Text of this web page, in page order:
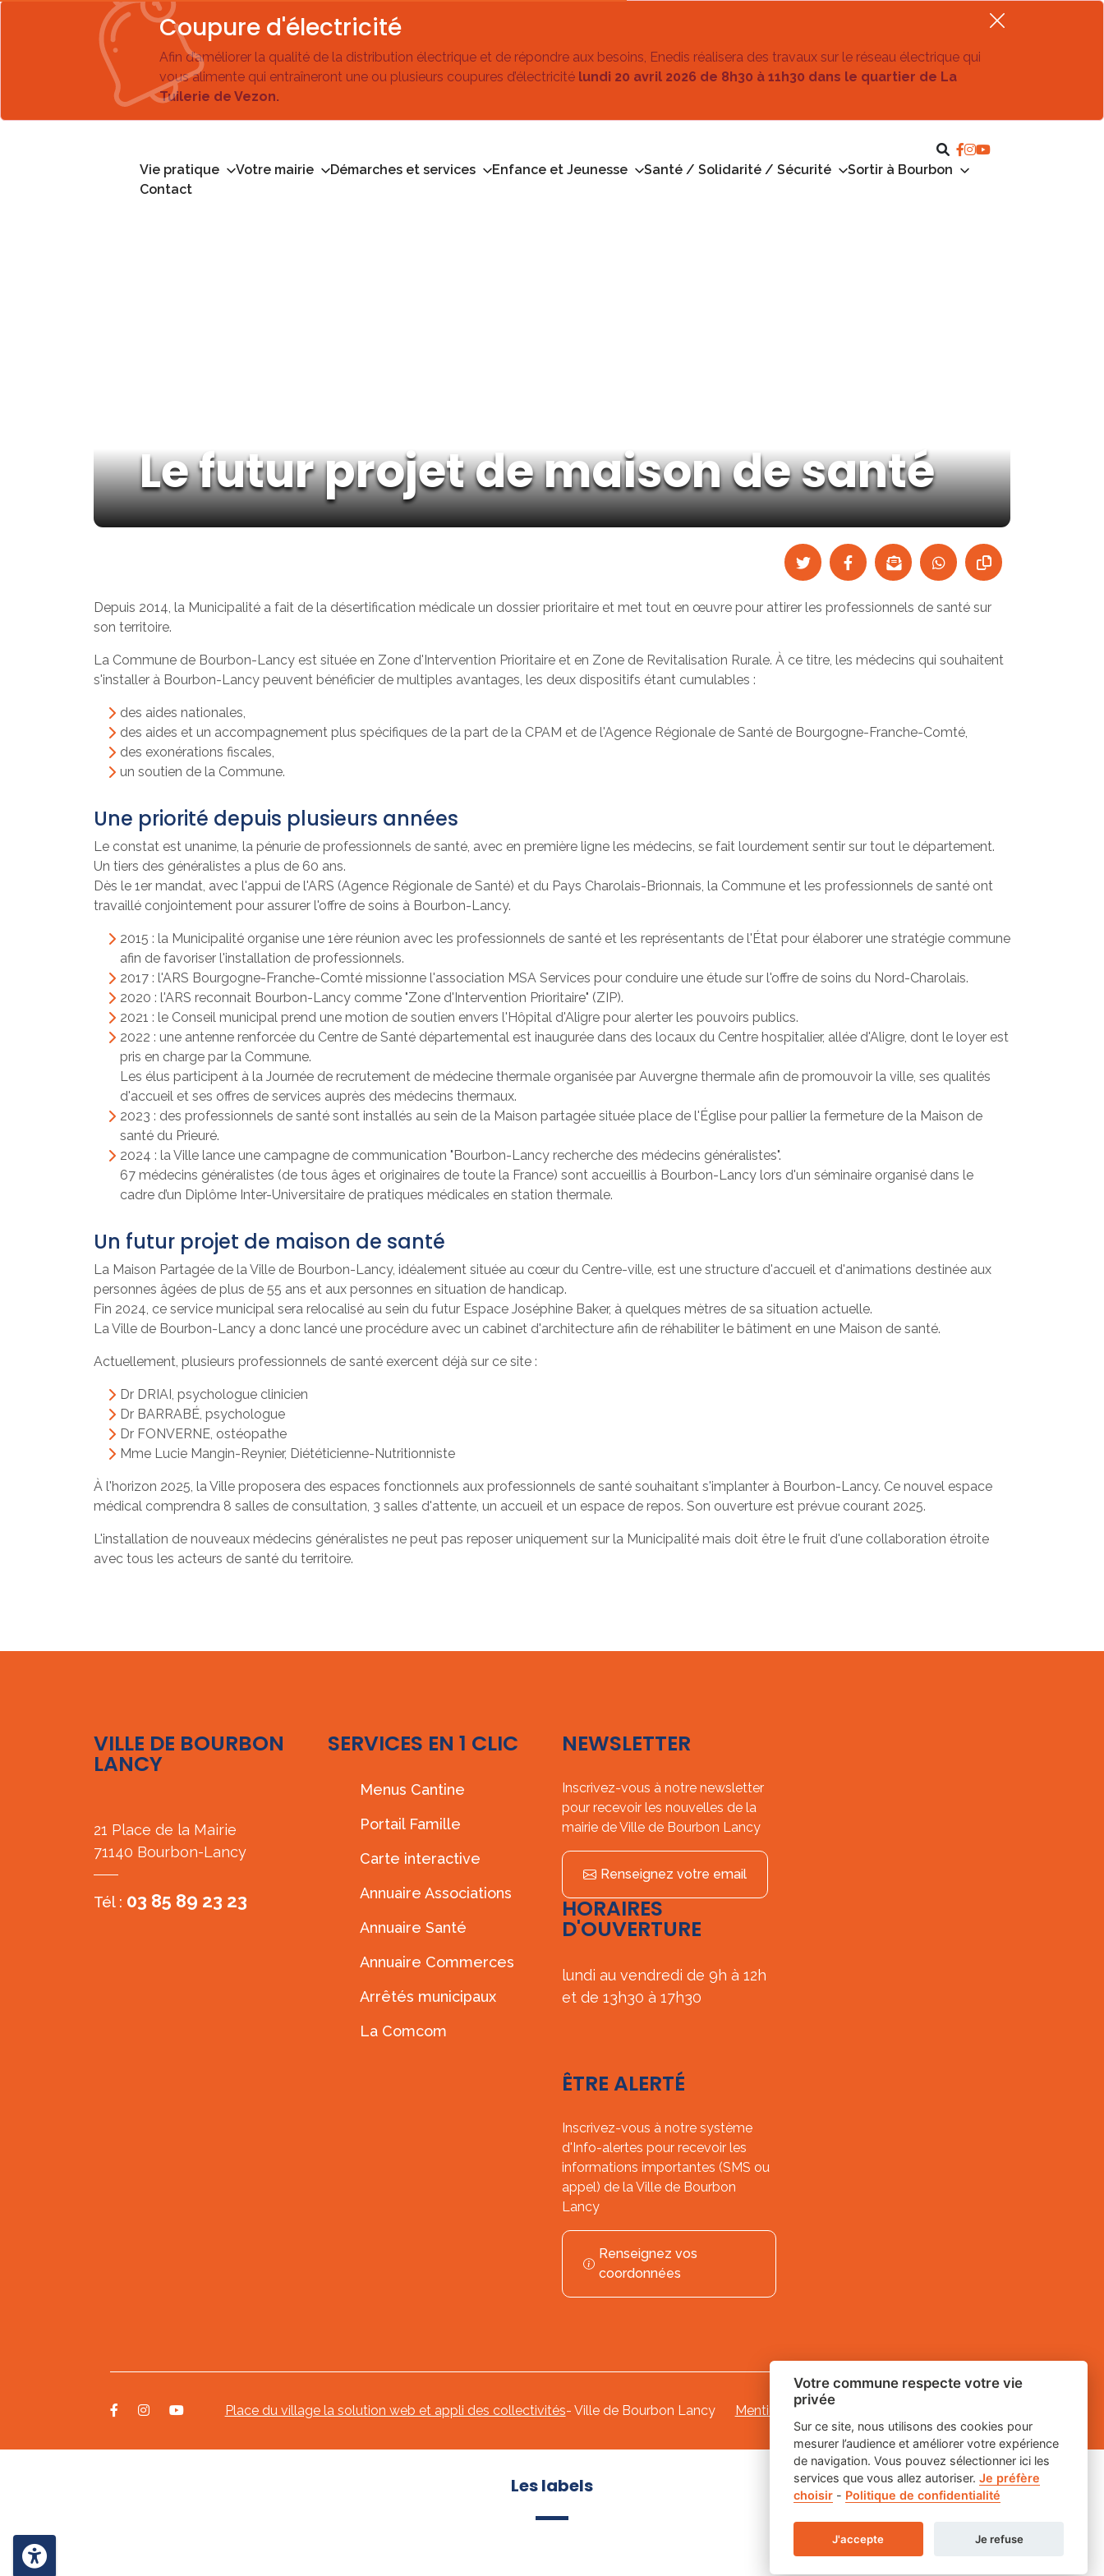
Coupure d'électricité
Afin d’améliorer la qualité de la distribution électrique et de répondre aux besoins, Enedis réalisera des travaux sur le réseau électrique qui
vous alimente qui entraîneront une ou plusieurs coupures d’électricité lundi 20 avril 2026 de 8h30 à 11h30 dans le quartier de La
Tuilerie de Vezon.
Vie pratique Votre mairie Démarches et services Enfance et Jeunesse Santé / Solidarité / Sécurité
Sortir à Bourbon
Contact
Le futur projet de maison de santé
Depuis 2014, la Municipalité a fait de la désertification médicale un dossier prioritaire et met tout en œuvre pour attirer les professionnels de santé sur
son territoire.
La Commune de Bourbon-Lancy est située en Zone d'Intervention Prioritaire et en Zone de Revitalisation Rurale. À ce titre, les médecins qui souhaitent
s'installer à Bourbon-Lancy peuvent bénéficier de multiples avantages, les deux dispositifs étant cumulables :
des aides nationales,
des aides et un accompagnement plus spécifiques de la part de la CPAM et de l'Agence Régionale de Santé de Bourgogne-Franche-Comté,
des exonérations fiscales,
un soutien de la Commune.
Une priorité depuis plusieurs années
Le constat est unanime, la pénurie de professionnels de santé, avec en première ligne les médecins, se fait lourdement sentir sur tout le département.
Un tiers des généralistes a plus de 60 ans.
Dès le 1er mandat, avec l'appui de l'ARS (Agence Régionale de Santé) et du Pays Charolais-Brionnais, la Commune et les professionnels de santé ont
travaillé conjointement pour assurer l'offre de soins à Bourbon-Lancy.
2015 : la Municipalité organise une 1ère réunion avec les professionnels de santé et les représentants de l'État pour élaborer une stratégie commune
afin de favoriser l'installation de professionnels.
2017 : l'ARS Bourgogne-Franche-Comté missionne l'association MSA Services pour conduire une étude sur l'offre de soins du Nord-Charolais.
2020 : l'ARS reconnait Bourbon-Lancy comme "Zone d'Intervention Prioritaire" (ZIP).
2021 : le Conseil municipal prend une motion de soutien envers l'Hôpital d'Aligre pour alerter les pouvoirs publics.
2022 : une antenne renforcée du Centre de Santé départemental est inaugurée dans des locaux du Centre hospitalier, allée d'Aligre, dont le loyer est
pris en charge par la Commune.
Les élus participent à la Journée de recrutement de médecine thermale organisée par Auvergne thermale afin de promouvoir la ville, ses qualités
d'accueil et ses offres de services auprès des médecins thermaux.
2023 : des professionnels de santé sont installés au sein de la Maison partagée située place de l'Église pour pallier la fermeture de la Maison de
santé du Prieuré.
2024 : la Ville lance une campagne de communication "Bourbon-Lancy recherche des médecins généralistes".
67 médecins généralistes (de tous âges et originaires de toute la France) sont accueillis à Bourbon-Lancy lors d'un séminaire organisé dans le
cadre d’un Diplôme Inter-Universitaire de pratiques médicales en station thermale.
Un futur projet de maison de santé
La Maison Partagée de la Ville de Bourbon-Lancy, idéalement située au cœur du Centre-ville, est une structure d'accueil et d'animations destinée aux
personnes âgées de plus de 55 ans et aux personnes en situation de handicap.
Fin 2024, ce service municipal sera relocalisé au sein du futur Espace Joséphine Baker, à quelques mètres de sa situation actuelle.
La Ville de Bourbon-Lancy a donc lancé une procédure avec un cabinet d'architecture afin de réhabiliter le bâtiment en une Maison de santé.
Actuellement, plusieurs professionnels de santé exercent déjà sur ce site :
Dr DRIAI, psychologue clinicien
Dr BARRABÉ, psychologue
Dr FONVERNE, ostéopathe
Mme Lucie Mangin-Reynier, Diététicienne-Nutritionniste
À l'horizon 2025, la Ville proposera des espaces fonctionnels aux professionnels de santé souhaitant s'implanter à Bourbon-Lancy. Ce nouvel espace
médical comprendra 8 salles de consultation, 3 salles d'attente, un accueil et un espace de repos. Son ouverture est prévue courant 2025.
L'installation de nouveaux médecins généralistes ne peut pas reposer uniquement sur la Municipalité mais doit être le fruit d'une collaboration étroite
avec tous les acteurs de santé du territoire.
VILLE DE BOURBON
LANCY
21 Place de la Mairie
71140 Bourbon-Lancy
Tél : 03 85 89 23 23
SERVICES EN 1 CLIC
Menus Cantine
Portail Famille
Carte interactive
Annuaire Associations
Annuaire Santé
Annuaire Commerces
Arrêtés municipaux
La Comcom
NEWSLETTER
Inscrivez-vous à notre newsletter
pour recevoir les nouvelles de la
mairie de Ville de Bourbon Lancy
Renseignez votre email
HORAIRES
D'OUVERTURE
lundi au vendredi de 9h à 12h
et de 13h30 à 17h30
ÊTRE ALERTÉ
Inscrivez-vous à notre système
d'Info-alertes pour recevoir les
informations importantes (SMS ou
appel) de la Ville de Bourbon
Lancy
Renseignez vos
coordonnées
Place du village la solution web et appli des collectivités- Ville de Bourbon Lancy Mentions légales
Les labels
Votre commune respecte votre vie
privée
Sur ce site, nous utilisons des cookies pour
mesurer l’audience et améliorer votre expérience
de navigation. Vous pouvez sélectionner ici les
services que vous allez autoriser. Je préfère
choisir- Politique de confidentialité
J'accepte Je refuse